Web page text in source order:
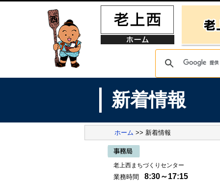
新着情報
ホーム >> 新着情報
老上西まちづくりセンター
業務時間 8:30～17:15